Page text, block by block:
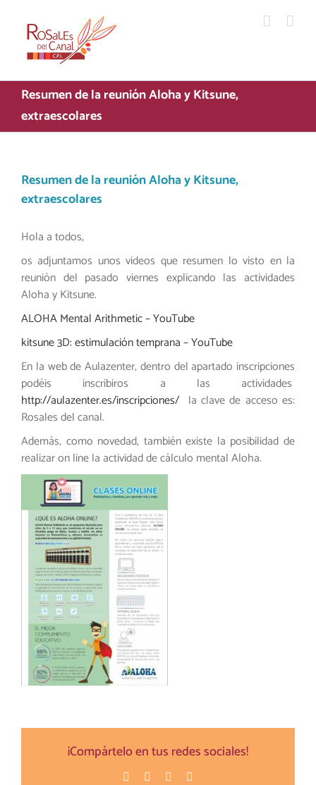
contenido
Resumen de la reunión Aloha y Kitsune,
extraescolares
Resumen de la reunión Aloha y Kitsune,
extraescolares
Hola a todos,
os adjuntamos unos videos que resumen lo visto en la
reunión del pasado viernes explicando las actividades
Aloha y Kitsune.
ALOHA Mental Arithmetic – YouTube
kitsune 3D: estimulación temprana – YouTube
En la web de Aulazenter, dentro del apartado inscripciones
podéis inscribiros a las actividades
http://aulazenter.es/inscripciones/ la clave de acceso es:
Rosales del canal.
Además, como novedad, también existe la posibilidad de
realizar on line la actividad de cálculo mental Aloha.
¡Compártelo en tus redes sociales!
Facebook
TwitterPinterest